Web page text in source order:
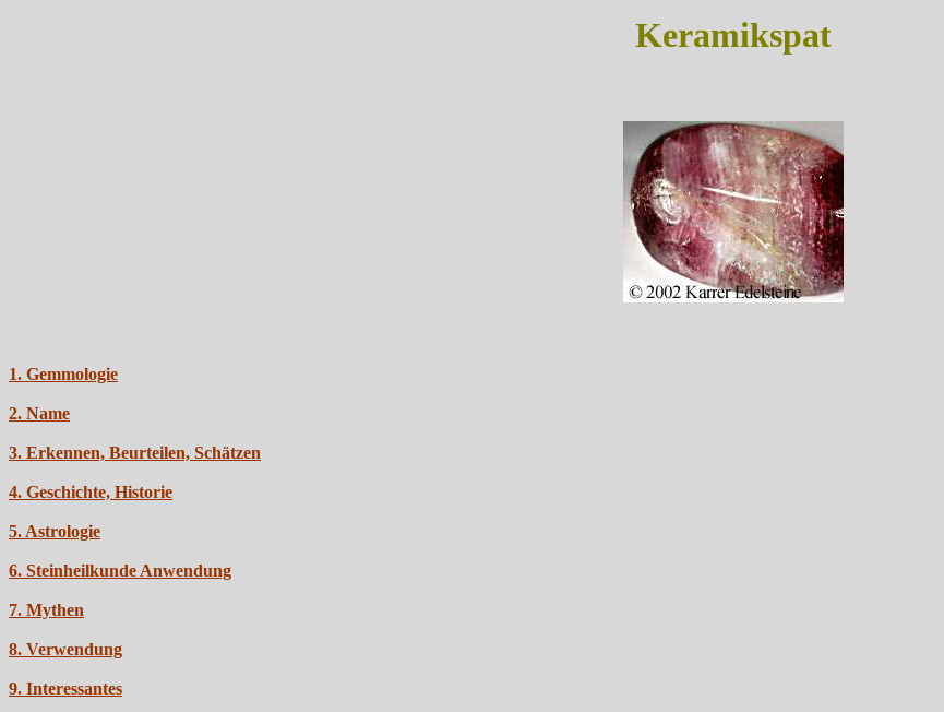
Keramikspat
1. Gemmologie
2. Name
3. Erkennen, Beurteilen, Schätzen
4. Geschichte, Historie
5. Astrologie
6. Steinheilkunde Anwendung
7. Mythen
8. Verwendung
9. Interessantes